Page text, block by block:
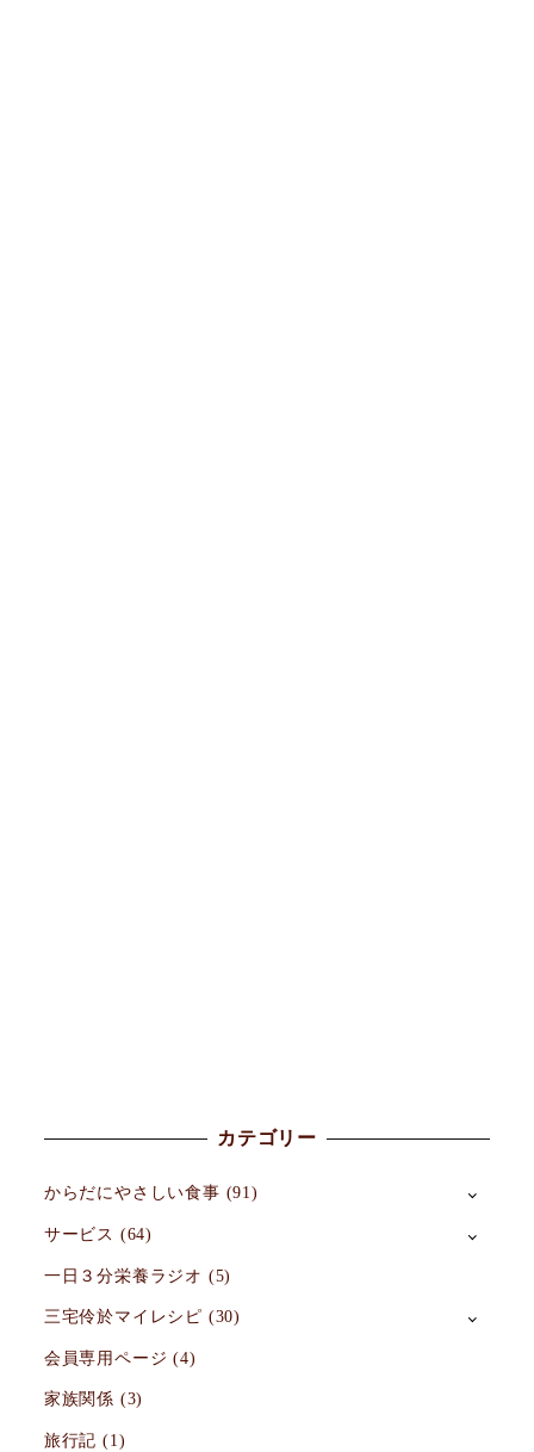
カテゴリー
からだにやさしい食事 (91)
サービス (64)
一日３分栄養ラジオ (5)
三宅伶於マイレシピ (30)
会員専用ページ (4)
家族関係 (3)
旅行記 (1)